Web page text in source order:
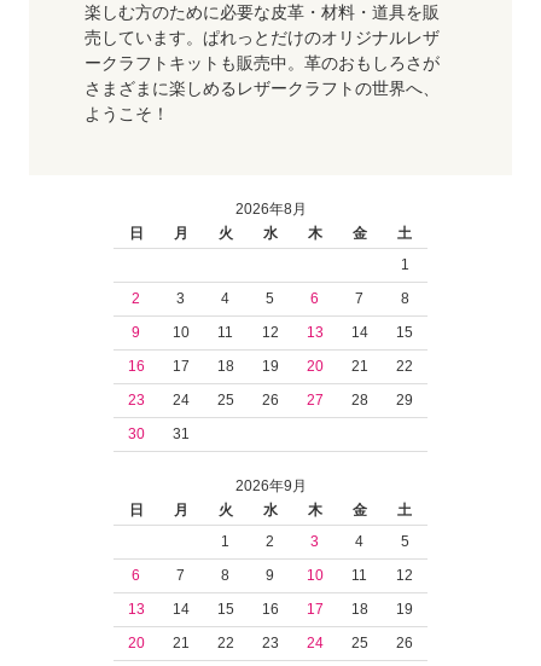
楽しむ方のために必要な皮革・材料・道具を販
売しています。ぱれっとだけのオリジナルレザ
ークラフトキットも販売中。革のおもしろさが
さまざまに楽しめるレザークラフトの世界へ、
ようこそ！
2026年8月
日
月 火 水 木 金
土
1
2
3 4 5 6 7
8
9
10 11 12 13 14
15
16
17 18 19 20 21
22
23
24 25 26 27 28
29
30
31
2026年9月
日
月 火 水 木 金
土
1
2 3 4
5
6
7 8 9 10 11
12
13
14 15 16 17 18
19
20
21 22 23 24 25
26